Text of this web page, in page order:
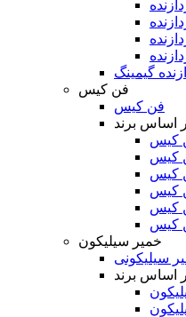
گیمینگ
فن کیس
فن کیس
اساس برند
خمیر سیلیکون
سیلیکونی
اساس برند